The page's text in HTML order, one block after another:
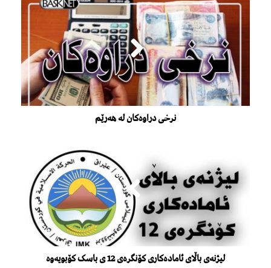
نرخی دراوەکان لە هەرێم
لیژنەی باڵای ئامادەکاری کۆنگرەی 12 ی باسک کۆبویەوە